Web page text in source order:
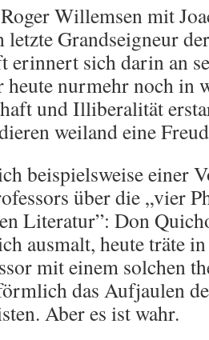
Willemsen mit
Grandseigneur
sich darin an
heute nurmehr noch in
und Illiberalität
weiland eine
beispielsweise einer
über die „vier
Literatur”: Don
ausmalt, heute träte
mit einem solchen
das Aufjaulen
Aber es ist wahr.